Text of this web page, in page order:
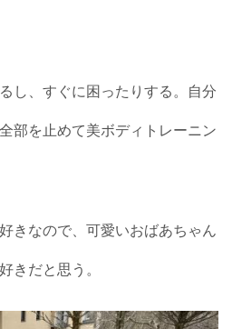
し、すぐに困ったりする。自分
部を止めて美ボディトレーニン
きなので、可愛いおばあちゃん
きだと思う。